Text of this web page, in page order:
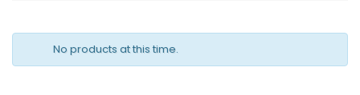
No products at this time.